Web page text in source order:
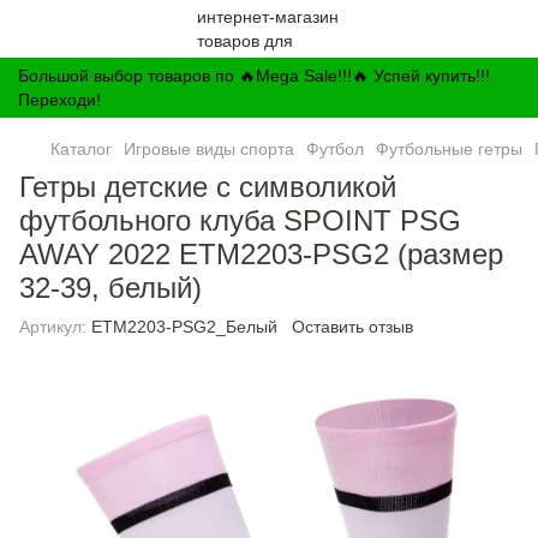
Большой выбор товаров по 🔥Mega Sale!!!🔥 Успей купить!!!
Переходи!
Каталог Игровые виды спорта Футбол Футбольные гетры
Гетры детские с символикой
футбольного клуба SPOINT PSG
AWAY 2022 ETM2203-PSG2 (размер
32-39, белый)
Артикул: ETM2203-PSG2_Белый Оставить отзыв